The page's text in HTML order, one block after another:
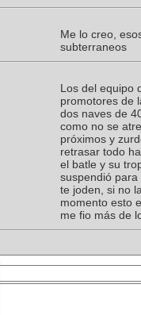
Me lo creo,
subterraneos
Los del equipo
promotores de
dos naves de
como no se
próximos y
retrasar todo
el batle y su
suspendió
te joden, si no
momento esto
me fio más de